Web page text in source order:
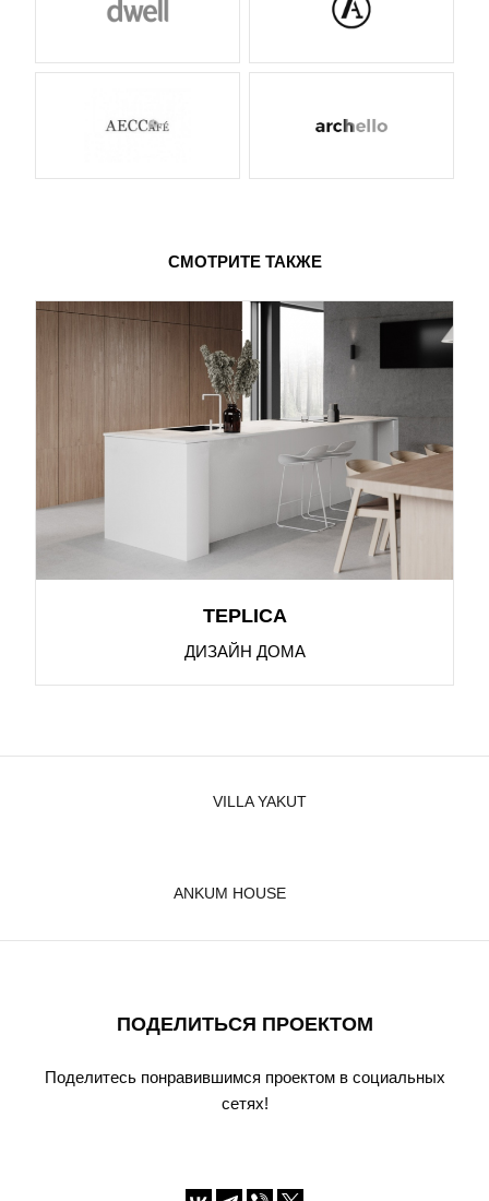
СМОТРИТЕ ТАКЖЕ
TEPLICA
ДИЗАЙН ДОМА
VILLA YAKUT
ANKUM HOUSE
ПОДЕЛИТЬСЯ ПРОЕКТОМ
Поделитесь понравившимся проектом в социальных
сетях!